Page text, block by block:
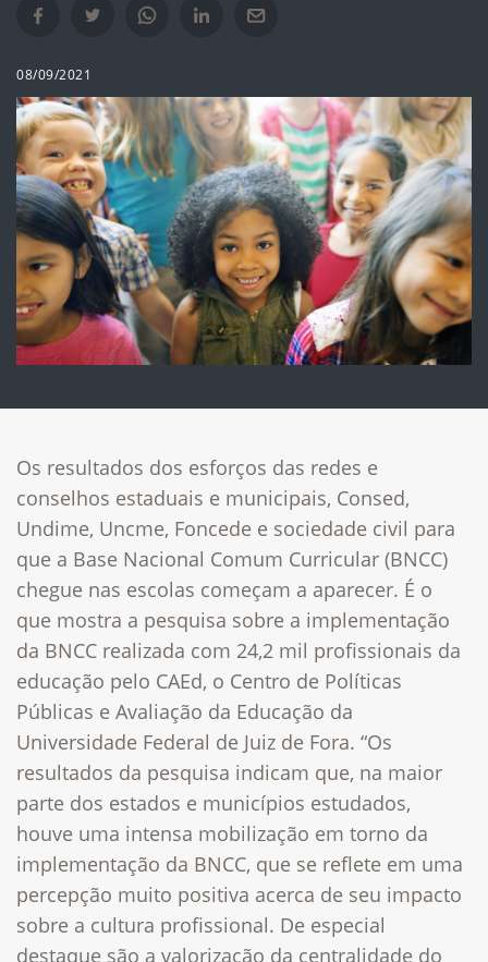
Compartilhar no Facebook em nova janela
Compartilhar no Twitter em nova janela
Compartilhar no Whatsapp em nova janela
Compartilhar no Linkedin em nova janela
Compartilhar por e-mail em nova janela
08/09/2021
Os resultados dos esforços das redes e
conselhos estaduais e municipais, Consed,
Undime, Uncme, Foncede e sociedade civil para
que a Base Nacional Comum Curricular (BNCC)
chegue nas escolas começam a aparecer. É o
que mostra a pesquisa sobre a implementação
da BNCC realizada com 24,2 mil profissionais da
educação pelo CAEd, o Centro de Políticas
Públicas e Avaliação da Educação da
Universidade Federal de Juiz de Fora. “Os
resultados da pesquisa indicam que, na maior
parte dos estados e municípios estudados,
houve uma intensa mobilização em torno da
implementação da BNCC, que se reflete em uma
percepção muito positiva acerca de seu impacto
sobre a cultura profissional. De especial
destaque são a valorização da centralidade do